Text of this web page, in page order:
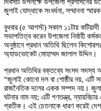
দিবসটি উপলক্ষে উপজেলা প্রশাসনের
জুলাই যোদ্ধাকে সংবর্ধনা, সম্মাননা
বুধবার (৫ আগস্ট) সকাল ১১টায়
সভাপতিত্ব করেন উপজেলা নির্বাহী
অনুষ্ঠানে প্রধান অতিথি ছিলেন
অ্যাডভোকেট মোহাম্মদ জালাল উদ্দিন।
প্রধান অতিথির বক্তব্যে সংসদ সদস্য
“জুলাই কোনো দল বা গোষ্ঠীর নয়, এটি
রাজনৈতিক দলের একক সম্পদ নয়।
ঘটনার নাম নয়; এটি গণতন্ত্র, ন্যায়বিচার
প্রতীক। এই চেতনাকে ধারণ করেই